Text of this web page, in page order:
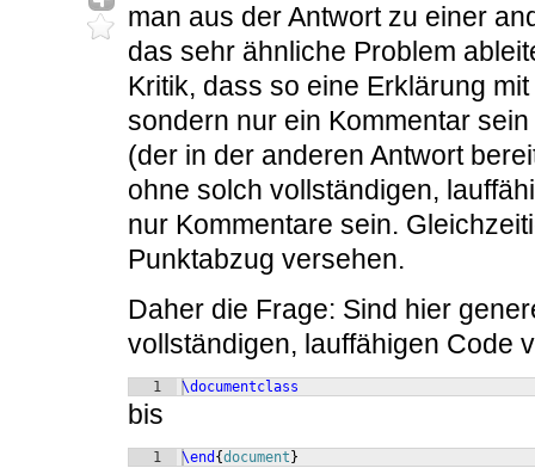
man aus der Antwort zu einer
das sehr ähnliche Problem
Kritik, dass so eine Erklärung
sondern nur ein Kommentar
(der in der anderen Antwort
ohne solch vollständigen,
nur Kommentare sein.
Punktabzug versehen.
Daher die Frage: Sind hier
vollständigen, lauffähigen Code
1 \documentclass
bis
1 \end {document }